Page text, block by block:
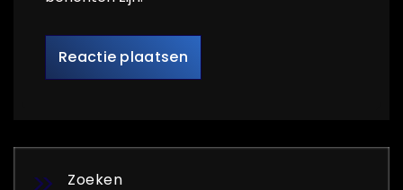
Zoeken